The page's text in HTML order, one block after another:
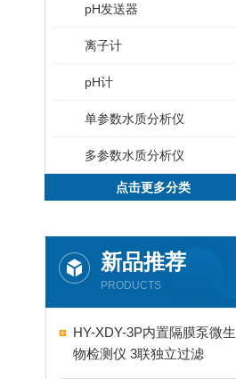
pH发送器
离子计
pH计
单参数水质分析仪
多参数水质分析仪
点击更多分类
新品推荐
PRODUCTS
HY-XDY-3P内置隔膜泵微生
物检测仪 3联独立过滤